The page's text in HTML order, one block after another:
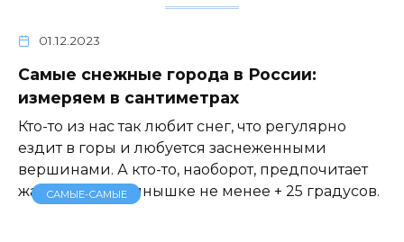
01.12.2023
Самые снежные города в России:
измеряем в сантиметрах
Кто-то из нас так любит снег, что регулярно
ездит в горы и любуется заснеженными
вершинами. А кто-то, наоборот, предпочитает
жариться на солнышке не менее + 25 градусов.
САМЫЕ-САМЫЕ